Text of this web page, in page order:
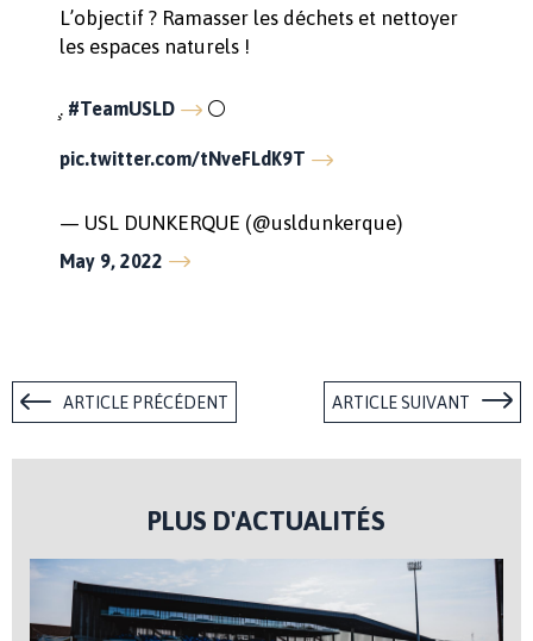
L’objectif ? Ramasser les déchets et nettoyer
les espaces naturels !
̧. #TeamUSLD ⚪
pic.twitter.com/tNveFLdK9T
— USL DUNKERQUE (@usldunkerque)
May 9, 2022
ARTICLE PRÉCÉDENT ARTICLE SUIVANT
PLUS D'ACTUALITÉS